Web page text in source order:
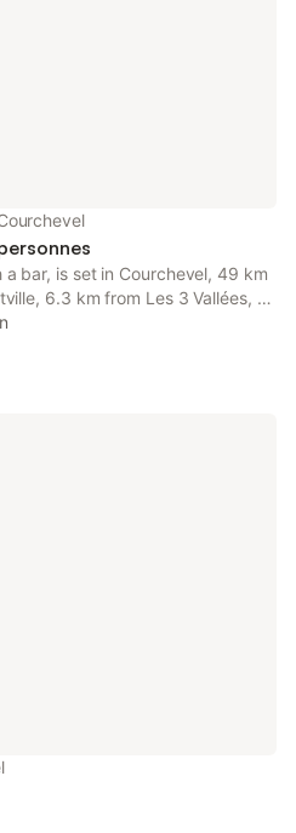
bar, is set in Courchevel, 49 km
6.3 km from Les 3 Vallées, as
Course.